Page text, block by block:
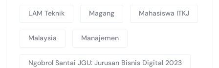
LAM Teknik Magang Mahasiswa ITKJ
Malaysia Manajemen
Ngobrol Santai JGU: Jurusan Bisnis Digital 2023